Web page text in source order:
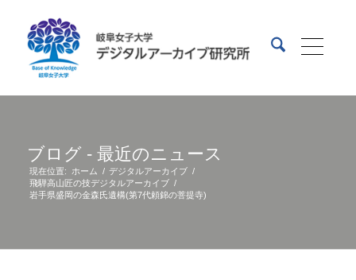
ブログ - 最近のニュース
現在位置: ホーム / デジタルアーカイブ /
飛騨高山匠の技デジタルアーカイブ /
岩手県盛岡の金森氏遺構(第7代頼錦の菩提寺)